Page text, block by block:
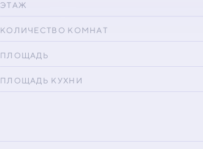
ЭТАЖ
КОЛИЧЕСТВО КОМНАТ
ПЛОЩАДЬ
ПЛОЩАДЬ КУХНИ